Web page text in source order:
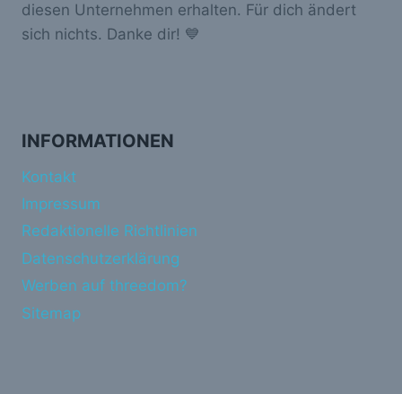
diesen Unternehmen erhalten. Für dich ändert
sich nichts. Danke dir! 💙
INFORMATIONEN
Kontakt
Impressum
Redaktionelle Richtlinien
Datenschutzerklärung
Werben auf threedom?
Sitemap